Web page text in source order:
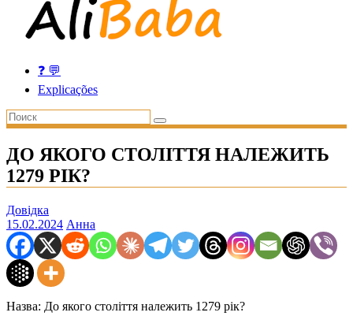
❓ 💬
Explicações
ДО ЯКОГО СТОЛІТТЯ НАЛЕЖИТЬ
1279 РІК?
Довідка
15.02.2024 Анна
Назва: До якого століття належить 1279 рік?